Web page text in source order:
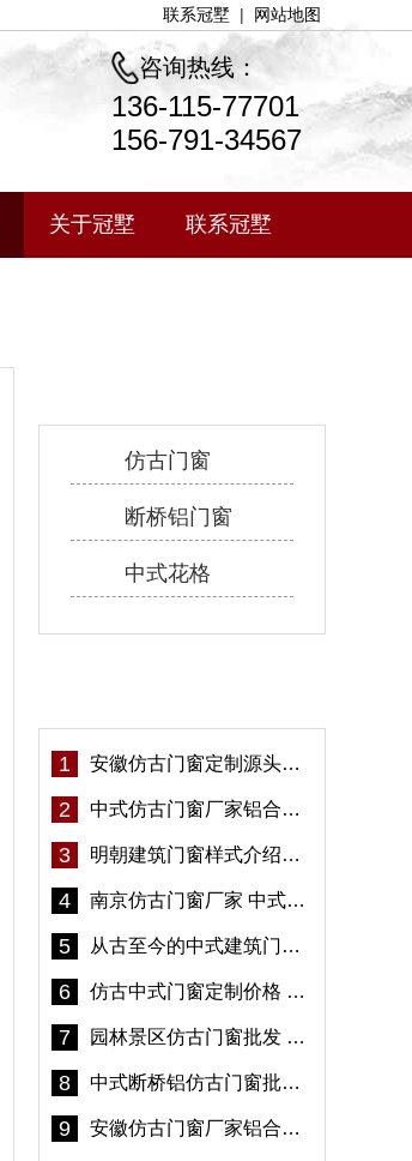
联系冠墅 | 网站地图
咨询热线：
136-115-77701
156-791-34567
关于冠墅 联系冠墅
仿古门窗
断桥铝门窗
中式花格
1 安徽仿古门窗定制源头厂家 好打理免维护-冠墅阳光
2 中式仿古门窗厂家铝合金仿古门窗定制 5年质保
3 明朝建筑门窗样式介绍——冠墅阳光
4 南京仿古门窗厂家 中式仿古门窗定制 节能防水
5 从古至今的中式建筑门窗到底有多美「冠墅阳光」
6 仿古中式门窗定制价格 铝合金仿古门窗报价
7 园林景区仿古门窗批发 铝合金仿古门窗采购-冠墅阳光
8 中式断桥铝仿古门窗批发 冠墅阳光仿古门窗 6000平米实体工厂
9 安徽仿古门窗厂家铝合金仿古门窗批发 免费设计出货快